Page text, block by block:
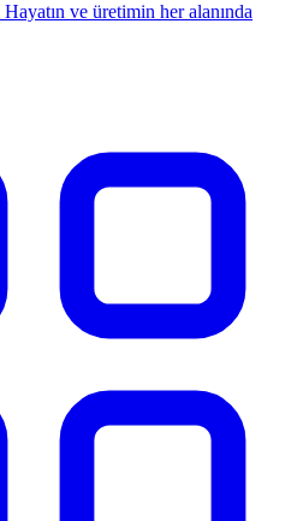
Hayatın ve üretimin her alanında